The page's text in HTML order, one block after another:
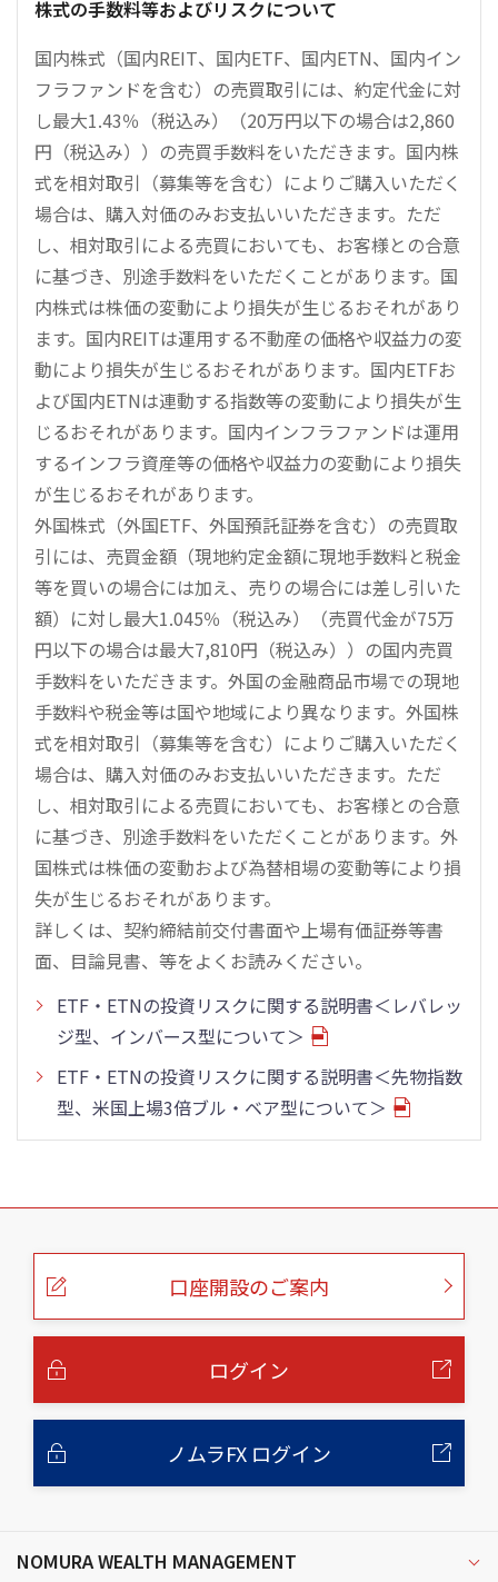
株式の手数料等およびリスクについて
国内株式（国内REIT、国内ETF、国内ETN、国内イン
フラファンドを含む）の売買取引には、約定代金に対
し最大1.43％（税込み）（20万円以下の場合は2,860
円（税込み））の売買手数料をいただきます。国内株
式を相対取引（募集等を含む）によりご購入いただく
場合は、購入対価のみお支払いいただきます。ただ
し、相対取引による売買においても、お客様との合意
に基づき、別途手数料をいただくことがあります。国
内株式は株価の変動により損失が生じるおそれがあり
ます。国内REITは運用する不動産の価格や収益力の変
動により損失が生じるおそれがあります。国内ETFお
よび国内ETNは連動する指数等の変動により損失が生
じるおそれがあります。国内インフラファンドは運用
するインフラ資産等の価格や収益力の変動により損失
が生じるおそれがあります。
外国株式（外国ETF、外国預託証券を含む）の売買取
引には、売買金額（現地約定金額に現地手数料と税金
等を買いの場合には加え、売りの場合には差し引いた
額）に対し最大1.045％（税込み）（売買代金が75万
円以下の場合は最大7,810円（税込み））の国内売買
手数料をいただきます。外国の金融商品市場での現地
手数料や税金等は国や地域により異なります。外国株
式を相対取引（募集等を含む）によりご購入いただく
場合は、購入対価のみお支払いいただきます。ただ
し、相対取引による売買においても、お客様との合意
に基づき、別途手数料をいただくことがあります。外
国株式は株価の変動および為替相場の変動等により損
失が生じるおそれがあります。
詳しくは、契約締結前交付書面や上場有価証券等書
面、目論見書、等をよくお読みください。
ETF・ETNの投資リスクに関する説明書＜レバレッ
ジ型、インバース型について＞
ETF・ETNの投資リスクに関する説明書＜先物指数
型、米国上場3倍ブル・ベア型について＞
こ
口座開設のご案内
ログイン
ノムラFX ログイン
NOMURA WEALTH MANAGEMENT